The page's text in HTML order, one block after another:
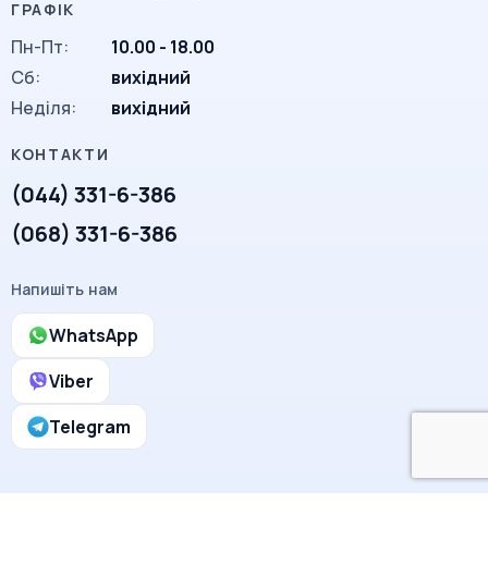
Пн-Пт:
10.00 - 18.00
Сб:
вихідний
Неділя:
вихідний
(044) 331-6-386
(068) 331-6-386
Напишіть нам
WhatsApp
Viber
Telegram